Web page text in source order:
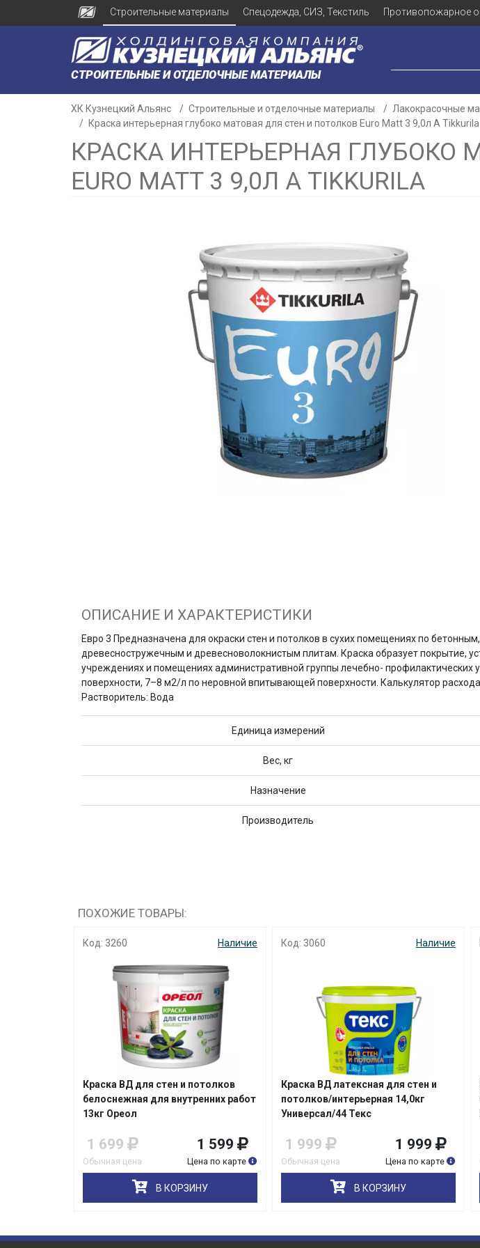
Строительные материалы Спецодежда, СИЗ, Текстиль Противопожарное
СТРОИТЕЛЬНЫЕ И ОТДЕЛОЧНЫЕ МАТЕРИАЛЫ
ХК Кузнецкий Альянс Строительные и отделочные материалы Лакокрасочные
Краска интерьерная глубоко матовая для стен и потолков Euro Matt 3 9,0л А Tikkurila
КРАСКА ИНТЕРЬЕРНАЯ ГЛУБОКО
EURO MATT 3 9,0Л А TIKKURILA
ОПИСАНИЕ И ХАРАКТЕРИСТИКИ
Евро 3 Предназначена для окраски стен и потолков в сухих помещениях по
древесностружечным и древесноволокнистым плитам. Краска образует покрытие,
учреждениях и помещениях административной группы лечебно-
поверхности, 7–8 м2/л по неровной впитывающей поверхности. Калькулятор
Растворитель: Вода
Единица измерений
Вес, кг
Назначение
Производитель
ПОХОЖИЕ ТОВАРЫ:
Код: 3260 Наличие
Краска ВД для стен и потолков
белоснежная для внутренних работ
13кг Ореол
1 699
Обычная цена
1 599
Цена по карте
В КОРЗИНУ
Код: 3060 Наличие
Краска ВД латексная для стен и
потолков/интерьерная 14,0кг
Универсал/44 Текс
1 999
Обычная цена
1 999
Цена по карте
В КОРЗИНУ
Для клиентов всех банков
на частибез
График платежей
Сегодня
25%
Добавляйте товары
с вашей картыпо25%
Подробнееоб оплате